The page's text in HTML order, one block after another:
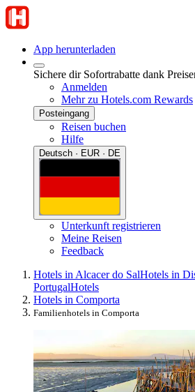
App herunterladen
Sichere dir Sofortrabatte dank
Anmelden
Mehr zu Hotels.com Rewards
Posteingang
Reisen buchen
Hilfe
Deutsch · EUR · DE
Unterkunft registrieren
Meine Reisen
Feedback
Hotels in Alcacer do SalHotels in
PortugalHotels
Hotels in Comporta
Familienhotels in Comporta